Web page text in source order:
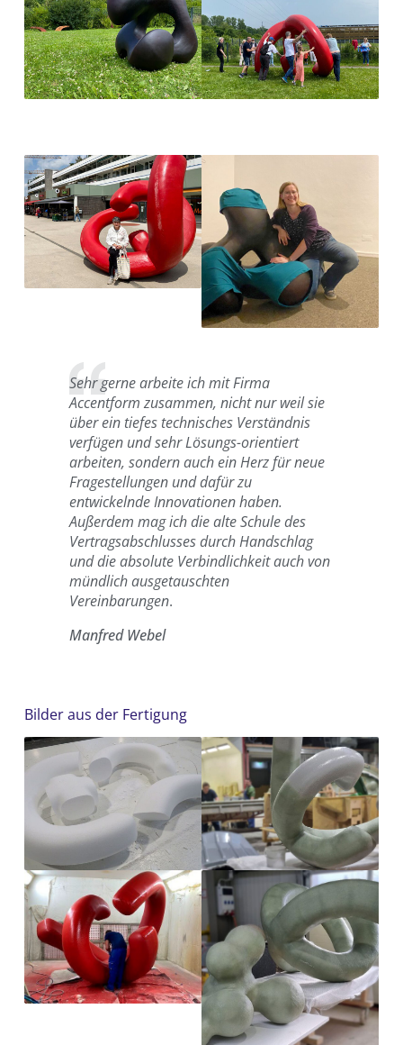
Sehr gerne arbeite ich mit Firma
Accentform zusammen, nicht nur weil sie
über ein tiefes technisches Verständnis
verfügen und sehr Lösungs-orientiert
arbeiten, sondern auch ein Herz für neue
Fragestellungen und dafür zu
entwickelnde Innovationen haben.
Außerdem mag ich die alte Schule des
Vertragsabschlusses durch Handschlag
und die absolute Verbindlichkeit auch von
mündlich ausgetauschten
Vereinbarungen.
Manfred Webel
Bilder aus der Fertigung